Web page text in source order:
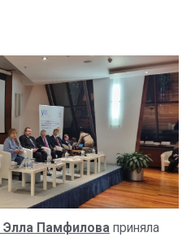
Элла Памфилова приняла